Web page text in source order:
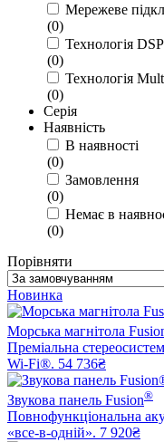
Мережеве
(0)
Технологія DSP
(0)
Технологія
(0)
Серія
Наявність
В наявності
(0)
Замовлення
(0)
Немає в
(0)
Порівняти
Новинка
Морська магнітола
Преміальна
Wi-Fi®. 54 736₴
Звукова панель Fusion®
Повнофункціональна
«все-в-одній». 7 920₴